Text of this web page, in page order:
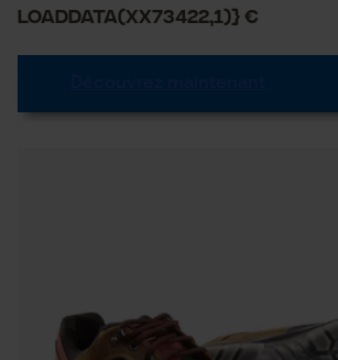
LoadData(XX73422,1)} €